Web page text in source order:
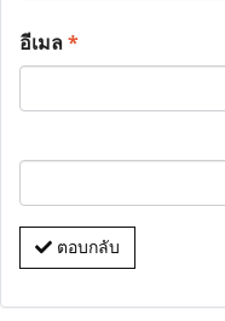
อีเมล*
ตอบกลับ